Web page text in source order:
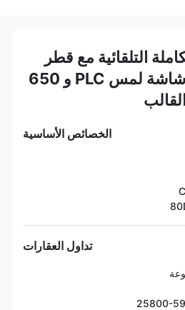
التلقائية مع قطر
المسمار 80 ملم شاشة لمس PLC و 650
الخصائص الأساسية
تداول العقارات